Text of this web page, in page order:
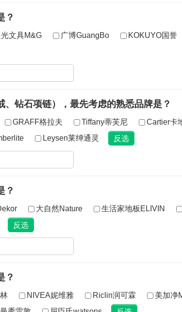
？
光文具M&G 广博GuangBo KOKUYO国誉
钻石项链），最先考虑的熟悉品牌是？
GRAFF格拉夫 Tiffany蒂芙尼 Cartier卡
Leysen莱绅通灵
？
大自然Nature 生活家地板ELIVIN
？
NIVEA妮维雅 Riclin润可霖 美加净